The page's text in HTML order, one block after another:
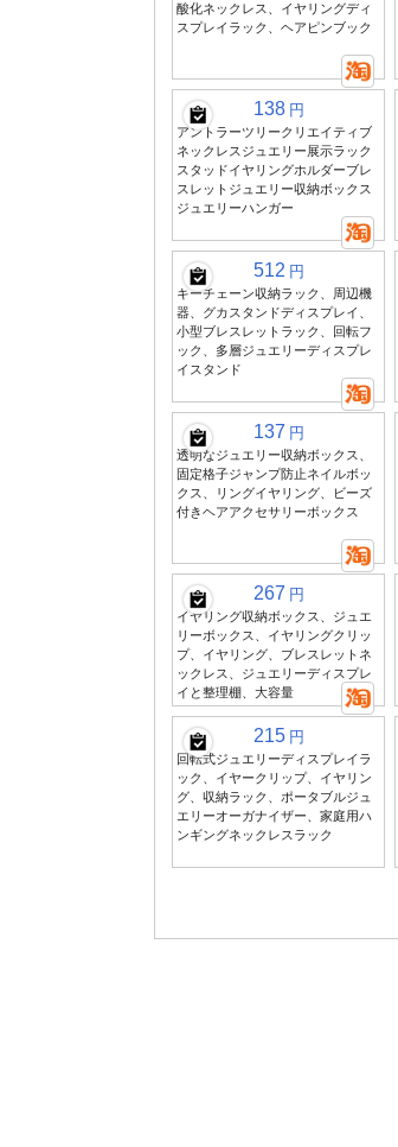
酸化ネックレス、イヤリングディ
スプレイラック、ヘアピンブック
138 円
アントラーツリークリエイティブ
ネックレスジュエリー展示ラック
スタッドイヤリングホルダーブレ
スレットジュエリー収納ボックス
ジュエリーハンガー
512 円
キーチェーン収納ラック、周辺機
器、グカスタンドディスプレイ、
小型ブレスレットラック、回転フ
ック、多層ジュエリーディスプレ
イスタンド
137 円
透明なジュエリー収納ボックス、
固定格子ジャンプ防止ネイルボッ
クス、リングイヤリング、ビーズ
付きヘアアクセサリーボックス
267 円
イヤリング収納ボックス、ジュエ
リーボックス、イヤリングクリッ
プ、イヤリング、ブレスレットネ
ックレス、ジュエリーディスプレ
イと整理棚、大容量
215 円
回転式ジュエリーディスプレイラ
ック、イヤークリップ、イヤリン
グ、収納ラック、ポータブルジュ
エリーオーガナイザー、家庭用ハ
ンギングネックレスラック